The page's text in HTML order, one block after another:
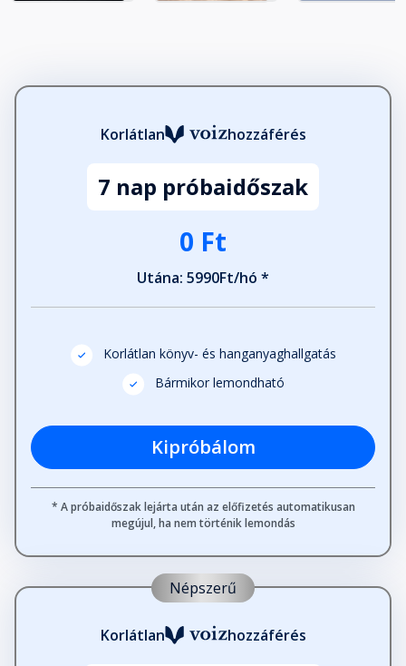
Korlátlan hozzáférés
7 nap próbaidőszak
0 Ft
Utána: 5990Ft/hó *
Korlátlan könyv- és hanganyaghallgatás
Bármikor lemondható
Kipróbálom
* A próbaidőszak lejárta után az előfizetés automatikusan
megújul, ha nem történik lemondás
Népszerű
Korlátlan hozzáférés